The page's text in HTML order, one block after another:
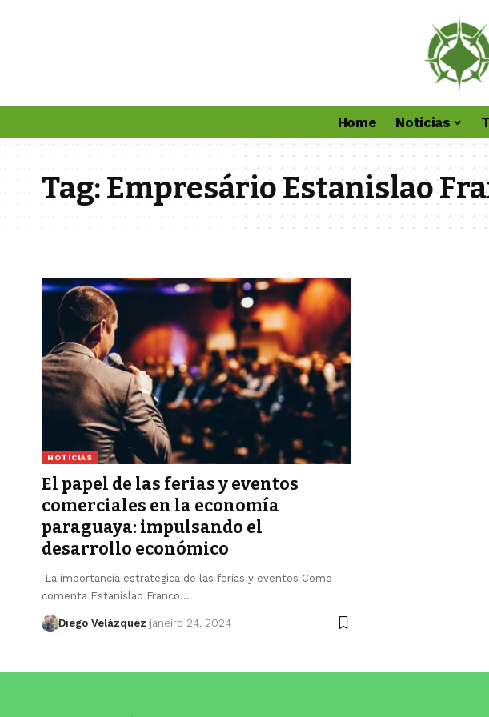
Home Notícias
Tag:Empresário Estanislao
NOTÍCIAS
El papel de las ferias y eventos
comerciales en la economía
paraguaya: impulsando el
desarrollo económico
La importancia estratégica de las ferias y eventos Como
comenta Estanislao Franco…
Diego Velázquez janeiro 24, 2024